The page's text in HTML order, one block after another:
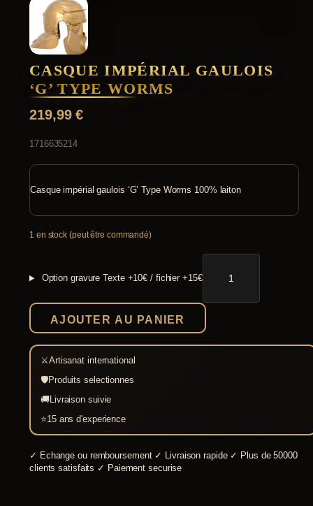
CASQUE IMPÉRIAL GAULOIS
‘G’ TYPE WORMS
219,99€
1716635214
Casque impérial gaulois ‘G’ Type Worms 100% laiton
1 en stock (peut être commandé)
Option gravure Texte +10€ / fichier +15€
quantité
de
Casque
gaulois
Type
Worms
AJOUTER AU PANIER
⚔Artisanat international
🛡Produits selectionnes
🚚Livraison suivie
⭐15 ans d'experience
✓ Echange ou remboursement ✓ Livraison rapide ✓ Plus de 50000
clients satisfaits ✓ Paiement securise